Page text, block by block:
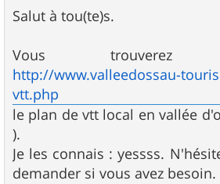
s
s
g
e
Salut à tou(te)s.
Vous
http://www.valleedossau-
vtt.php
le plan de vtt local en vallée
).
Je les connais : yessss.
demander si vous avez besoin.